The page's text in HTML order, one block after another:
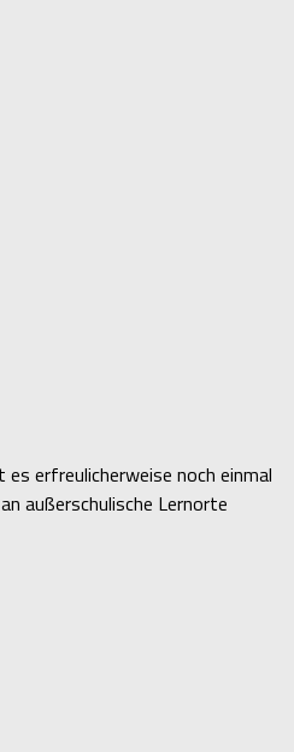
es erfreulicherweise noch einmal
außerschulische Lernorte